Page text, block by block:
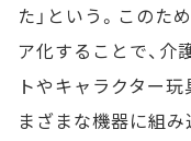
た」という。このた
ア化することで、介
トやキャラクター玩
まざまな機器に組み